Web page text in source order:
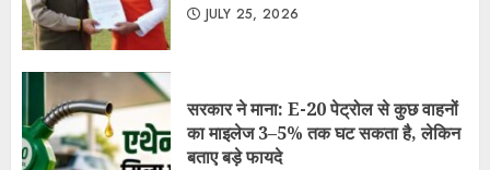
JULY 25, 2026
सरकार ने माना: E-20 पेट्रोल से कुछ वाहनों
का माइलेज 3–5% तक घट सकता है, लेकिन
बताए बड़े फायदे